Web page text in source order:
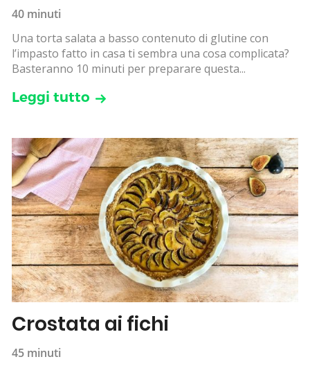
40 minuti
Una torta salata a basso contenuto di glutine con
l’impasto fatto in casa ti sembra una cosa complicata?
Basteranno 10 minuti per preparare questa...
Leggi tutto
Crostata ai fichi
45 minuti